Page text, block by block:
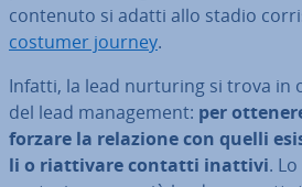
contenuto si adatti allo stadio
costumer journey.
Infatti, la lead nurturing si trova in
del lead ma­na­ge­ment: per
for­za­re la relazione con quelli
li o riat­ti­va­re contatti inattivi.